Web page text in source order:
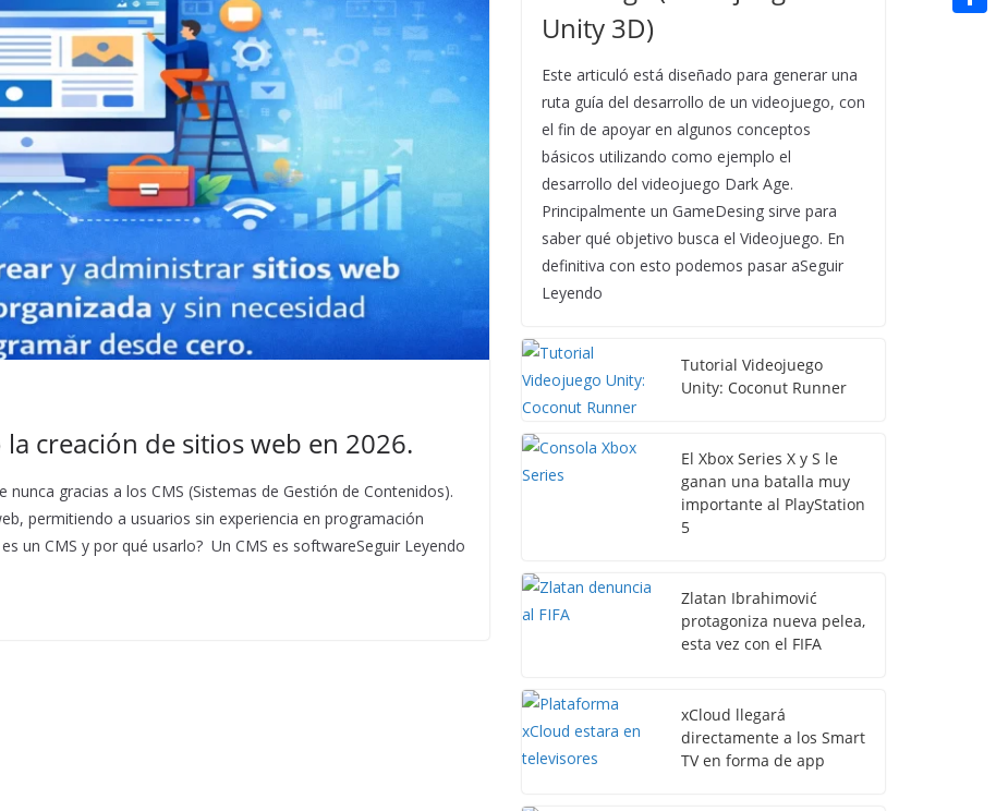
creación de sitios web en 2026.
gracias a los CMS (Sistemas de Gestión de Contenidos).
permitiendo a usuarios sin experiencia en programación
un CMS y por qué usarlo? Un CMS es softwareSeguir Leyendo
Unity 3D)
Este articuló está diseñado para generar una
ruta guía del desarrollo de un videojuego, con
el fin de apoyar en algunos conceptos
básicos utilizando como ejemplo el
desarrollo del videojuego Dark Age.
Principalmente un GameDesing sirve para
saber qué objetivo busca el Videojuego. En
definitiva con esto podemos pasar aSeguir
Leyendo
Tutorial Videojuego
Unity: Coconut Runner
El Xbox Series X y S le
ganan una batalla muy
importante al PlayStation
5
Zlatan Ibrahimović
protagoniza nueva pelea,
esta vez con el FIFA
xCloud llegará
directamente a los Smart
TV en forma de app
n
a